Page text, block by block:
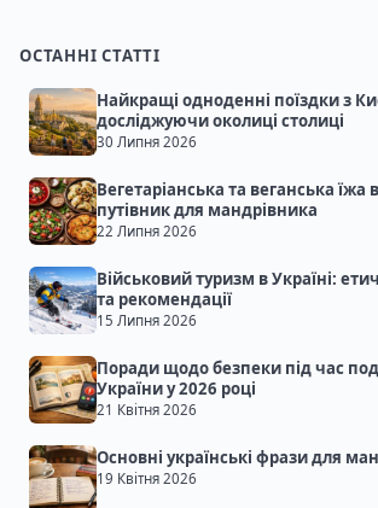
ОСТАННІ СТАТТІ
Найкращі одноденні поїздки з
досліджуючи околиці столиці
30 Липня 2026
Вегетаріанська та веганська їжа
путівник для мандрівника
22 Липня 2026
Військовий туризм в Україні:
та рекомендації
15 Липня 2026
Поради щодо безпеки під час
України у 2026 році
21 Квітня 2026
Основні українські фрази для
19 Квітня 2026